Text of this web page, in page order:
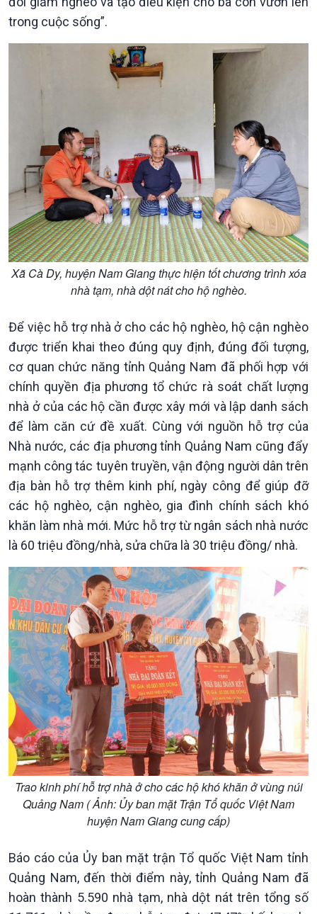
Xã hội
Tin Đời sống & Xã hội
360 độ Sức khỏe
Chuyển đổi Xanh
Tài nguyên và Môi trường
Chuyên gia của bạn
Xã hội chuyển động
Bước chân đến trường
Khoa học & Công nghệ
Tin Khoa học & Công nghệ
Kết nối công nghệ
Sống chung với biến đổi
khí hậu
Văn hoá & Du lịch
Tin Văn hoá & Du lịch
Chát với người nổi tiếng
Câu chuyện Thể thao
Multimedia
Ảnh
Video
Infographic
E-Magazine
trong cuộc sống”.
Xã Cà Dy, huyện Nam Giang thực hiện tốt chương trình xóa
nhà tạm, nhà dột nát cho hộ nghèo.
Để việc hỗ trợ nhà ở cho các hộ nghèo, hộ cận nghèo
được triển khai theo đúng quy định, đúng đối tượng,
cơ quan chức năng tỉnh Quảng Nam đã phối hợp với
chính quyền địa phương tổ chức rà soát chất lượng
nhà ở của các hộ cần được xây mới và lập danh sách
để làm căn cứ đề xuất. Cùng với nguồn hỗ trợ của
Nhà nước, các địa phương tỉnh Quảng Nam cũng đẩy
mạnh công tác tuyên truyền, vận động người dân trên
địa bàn hỗ trợ thêm kinh phí, ngày công để giúp đỡ
các hộ nghèo, cận nghèo, gia đình chính sách khó
khăn làm nhà mới. Mức hỗ trợ từ ngân sách nhà nước
là 60 triệu đồng/nhà, sửa chữa là 30 triệu đồng/ nhà.
Trao kinh phí hỗ trợ nhà ở cho các hộ khó khăn ở vùng núi
Quảng Nam ( Ảnh: Ủy ban mặt Trận Tổ quốc Việt Nam
huyện Nam Giang cung cấp)
Báo cáo của Ủy ban mặt trận Tổ quốc Việt Nam tỉnh
Quảng Nam, đến thời điểm này, tỉnh Quảng Nam đã
hoàn thành 5.590 nhà tạm, nhà dột nát trên tổng số